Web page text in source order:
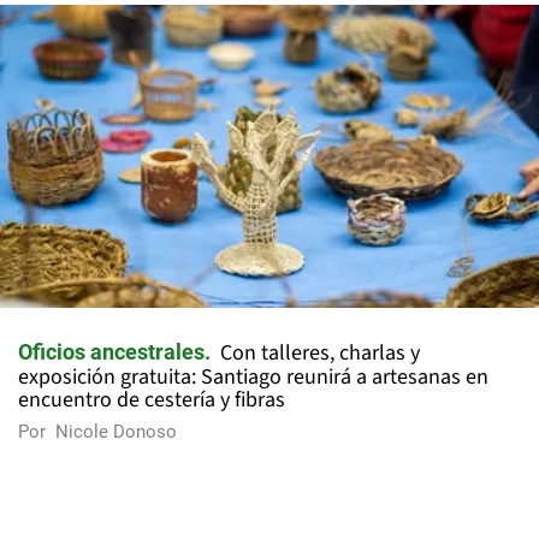
Oficios ancestrales
Con talleres, charlas y
exposición gratuita: Santiago reunirá a artesanas en
encuentro de cestería y fibras
Por Nicole Donoso